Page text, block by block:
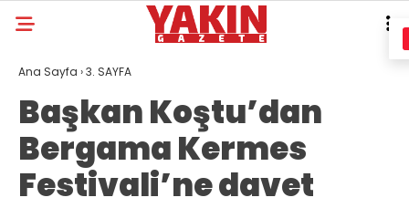
Ana Sayfa ›3. SAYFA
Başkan Koştu’dan
Bergama Kermes
Festivali’ne davet